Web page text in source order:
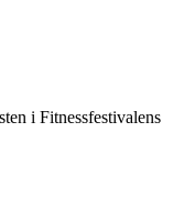
i Fitnessfestivalens